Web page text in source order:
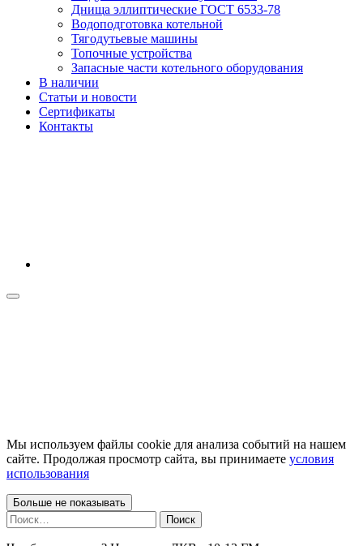
Днища эллиптические ГОСТ 6533-78
Водоподготовка котельной
Тягодутьевые машины
Топочные устройства
Запасные части котельного оборудования
В наличии
Статьи и новости
Сертификаты
Контакты
Мы используем файлы cookie для анализа событий на нашем
сайте. Продолжая просмотр сайта, вы принимаете условия
использования
Больше не показывать
Найти: